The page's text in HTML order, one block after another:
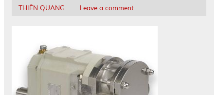
THIÊN QUANG Leave a comment